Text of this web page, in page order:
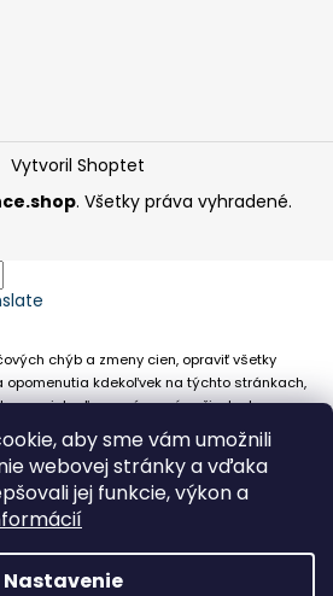
aby sme vám umožnili
webovej stránky a vďaka
jej funkcie, výkon a
Nastavenie
Vytvoril Shoptet
. Všetky práva vyhradené.
chýb a zmeny cien, opraviť všetky
opomenutia kdekoľvek na týchto stránkach,
zamietnuť neoprávnenú požiadavku na
sa môžu vyskytnúť technické
alebo opomenutia v súvislosti s
týchto stránkach, nevyplýva nám žiadna
v prípade, že sa spoliehajú na nepresné
stránkach.